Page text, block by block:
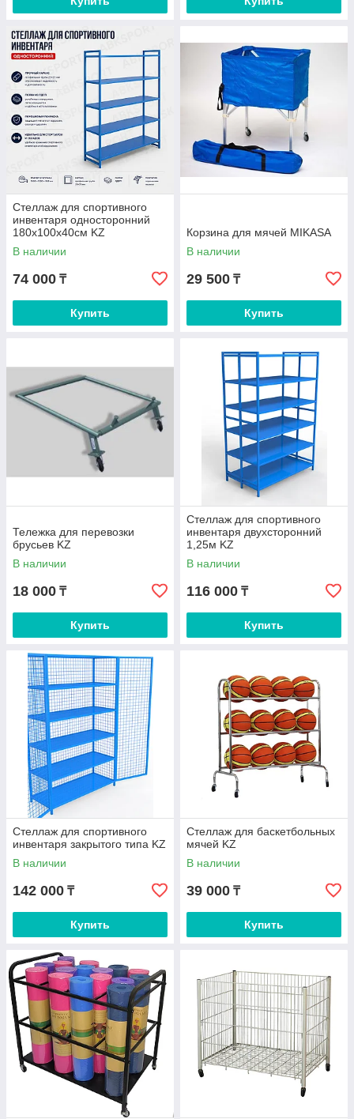
Стеллаж для спортивного
инвентаря односторонний
180х100х40см KZ
В наличии
74 000 ₸
Купить
Корзина для мячей MIKASA
В наличии
29 500 ₸
Купить
Тележка для перевозки
брусьев KZ
В наличии
18 000 ₸
Купить
Стеллаж для спортивного
инвентаря двухсторонний
1,25м KZ
В наличии
116 000 ₸
Купить
Стеллаж для спортивного
инвентаря закрытого типа KZ
В наличии
142 000 ₸
Купить
Стеллаж для баскетбольных
мячей KZ
В наличии
39 000 ₸
Купить